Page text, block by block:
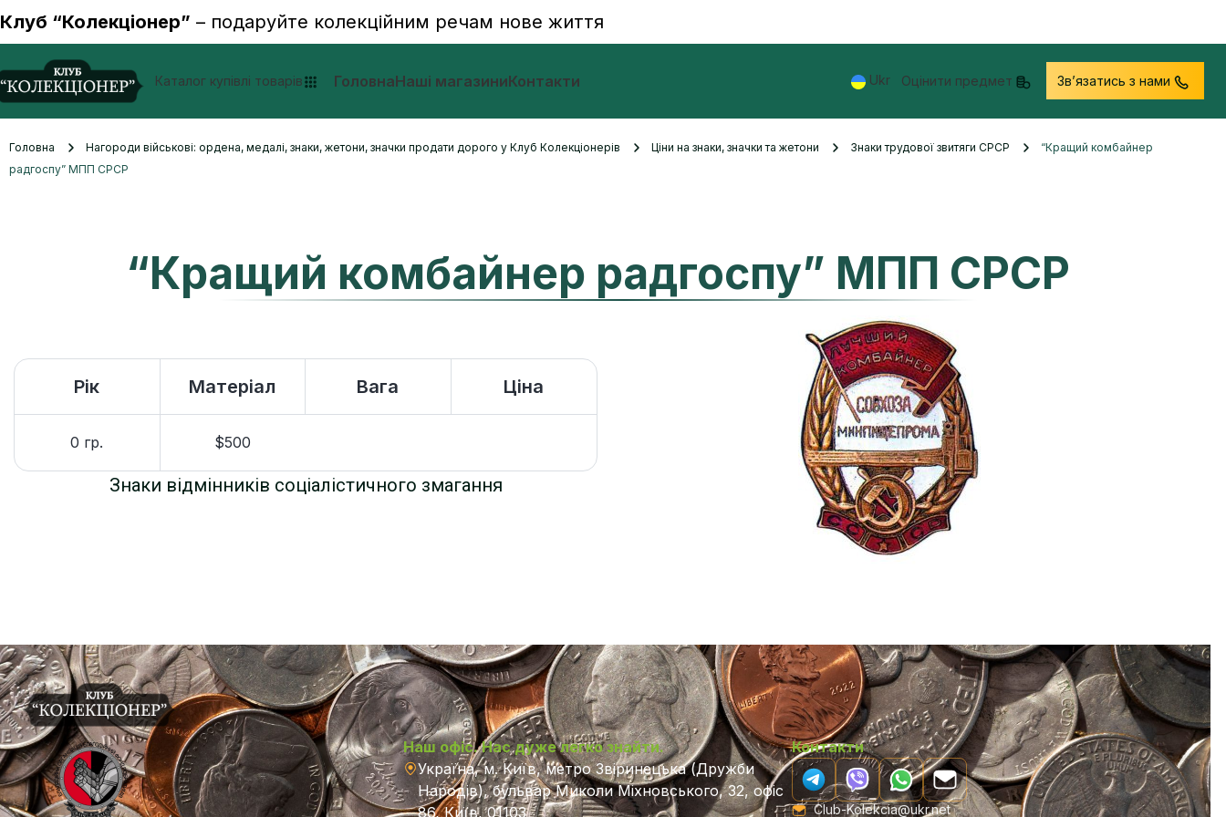
Клуб “Колекціонер” – подаруйте колекційним речам нове життя
Каталог купівлі товарів ГоловнаНаші магазиниКонтакти Ukr Оцінити предмет Звʼязатись з нами
Головна Нагороди військові: ордена, медалі, знаки, жетони, значки продати дорого у Клуб Колекціонерів Ціни на знаки, значки та жетони Знаки трудової звитяги СРСР
“Кращий комбайнер
радгоспу” МПП СРСР
“Кращий комбайнер радгоспу” МПП СРСР
Рік Матеріал Вага Ціна
0 гр. $500
Знаки відмінників соціалістичного змагання
Наш офіс. Нас дуже легко знайти.
Україна, м. Київ, метро Звіринецька (Дружби
Народів), бульвар Миколи Міхновського, 32, офіс
86, Київ, 01103
Контакти
Club-Kolekcia@ukr.net